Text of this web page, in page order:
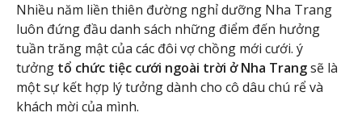
Nhiều năm liền thiên đường nghỉ dưỡng Nha Trang
luôn đứng đầu danh sách những điểm đến hưởng
tuần trăng mật của các đôi vợ chồng mới cưới. ý
tưởng tổ chức tiệc cưới ngoài trời ở Nha Trangsẽ là
một sự kết hợp lý tưởng dành cho cô dâu chú rể và
khách mời của mình.